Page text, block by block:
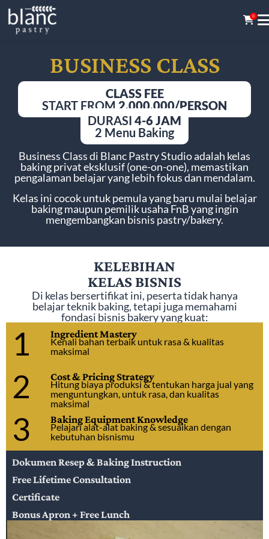
0
BUSINESS CLASS
CLASS FEE
START FROM 2.000.000/PERSON
DURASI 4-6 JAM
2 Menu Baking
Business Class di Blanc Pastry Studio adalah kelas
baking privat eksklusif (one-on-one), memastikan
pengalaman belajar yang lebih fokus dan mendalam.
Kelas ini cocok untuk pemula yang baru mulai belajar
baking maupun pemilik usaha FnB yang ingin
mengembangkan bisnis pastry/bakery.
KELEBIHAN
KELAS BISNIS
Di kelas bersertifikat ini, peserta tidak hanya
belajar teknik baking, tetapi juga memahami
fondasi bisnis bakery yang kuat:
1 Ingredient Mastery
Kenali bahan terbaik untuk rasa & kualitas
maksimal
2 Cost & Pricing Strategy
Hitung biaya produksi & tentukan harga jual yang
menguntungkan, untuk rasa, dan kualitas
maksimal
3 Baking Equipment Knowledge
Pelajari alat-alat baking & sesuaikan dengan
kebutuhan bisnismu
Dokumen Resep & Baking Instruction
Free Lifetime Consultation
Certificate
Bonus Apron + Free Lunch